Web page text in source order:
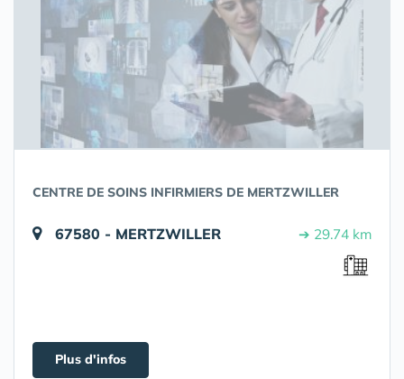
CENTRE DE SOINS INFIRMIERS DE MERTZWILLER
67580 - MERTZWILLER ➔ 29.74 km
Plus d'infos